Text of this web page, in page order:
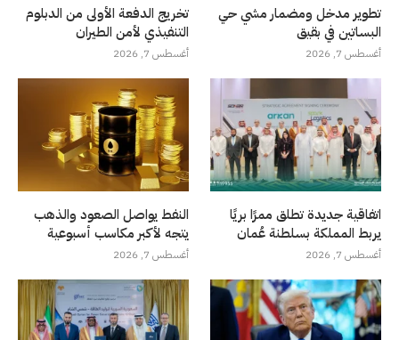
تطوير مدخل ومضمار مشي حي
البساتين في بقيق
أغسطس 7, 2026
تخريج الدفعة الأولى من الدبلوم
التنفيذي لأمن الطيران
أغسطس 7, 2026
اتفاقية جديدة تطلق ممرًا بريًا
يربط المملكة بسلطنة عُمان
أغسطس 7, 2026
النفط يواصل الصعود والذهب
يتجه لأكبر مكاسب أسبوعية
أغسطس 7, 2026